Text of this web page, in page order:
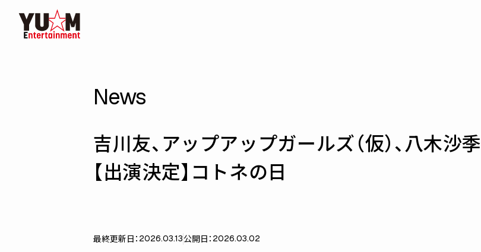
News
吉川友、アップアップガールズ（仮）、八木沙季
【出演決定】コトネの日
最終更新日： 2026.03.13公開日： 2026.03.02